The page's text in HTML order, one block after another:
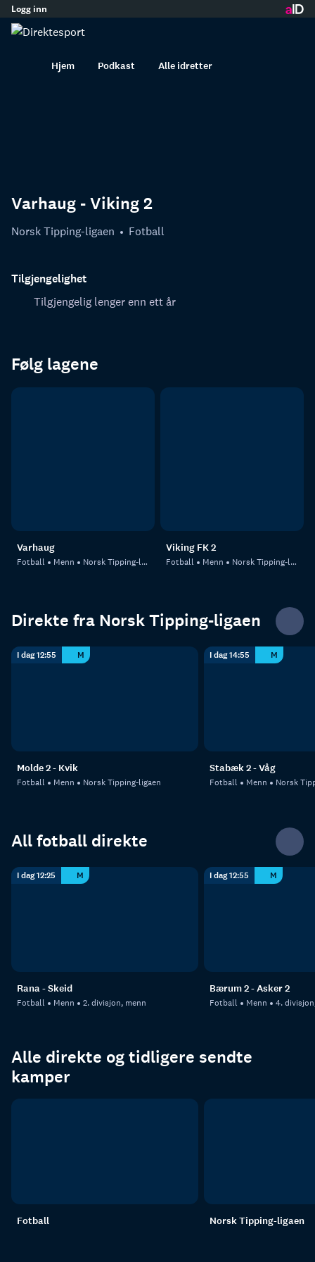
innhold
Logg inn
Hjem Podkast Alle idretter
Varhaug - Viking 2
Norsk Tipping-ligaen Fotball
Tilgjengelighet
Tilgjengelig lenger enn ett år
Følg lagene
Varhaug
Fotball Menn Norsk Tipping-ligaen
Viking FK 2
Fotball Menn Norsk Tipping-ligaen
Direkte fra Norsk Tipping-ligaen
I dag 12:55 M
Molde 2 - Kvik
Fotball Menn Norsk Tipping-ligaen
I dag 14:55 M
Stabæk 2 - Våg
Fotball Menn Norsk
All fotball direkte
I dag 12:25 M
Rana - Skeid
Fotball Menn 2. divisjon, menn
I dag 12:55 M
Bærum 2 - Asker 2
Fotball Menn 4.
Alle direkte og tidligere sendte
kamper
Fotball Norsk Tipping-ligaen